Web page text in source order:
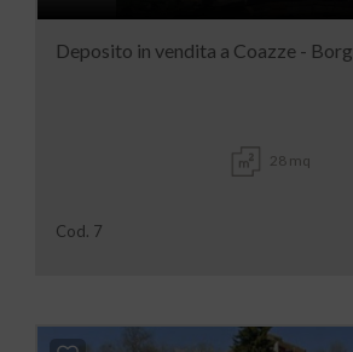
Deposito in vendita a Coazze -
28 mq
Cod. 7